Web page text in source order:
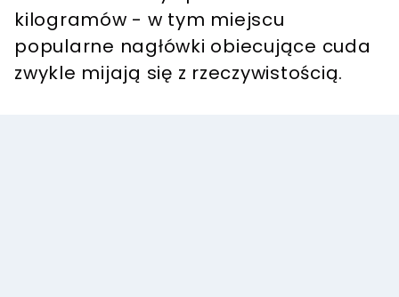
kilogramów - w tym miejscu
popularne nagłówki obiecujące cuda
zwykle mijają się z rzeczywistością.